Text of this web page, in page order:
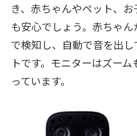
き、赤ちゃんやペット、
も安心でしょう。赤ちゃ
で検知し、自動で音を出
トです。モニターはズー
っています。